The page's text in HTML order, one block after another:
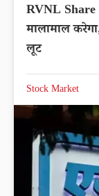
RVNL
मालामाल
लूट
Stock Market